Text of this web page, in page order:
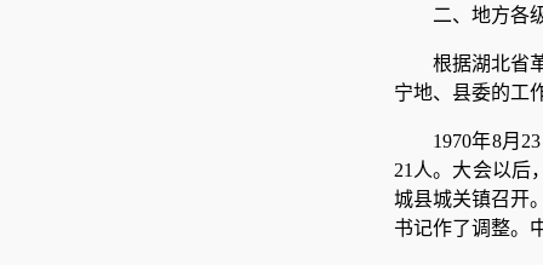
二、地方各
根据湖北省
宁地、县委的工
1970年8月
21人。大会以后
城县城关镇召开
书记作了调整。